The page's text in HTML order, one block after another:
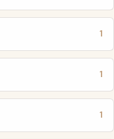
1
1
1